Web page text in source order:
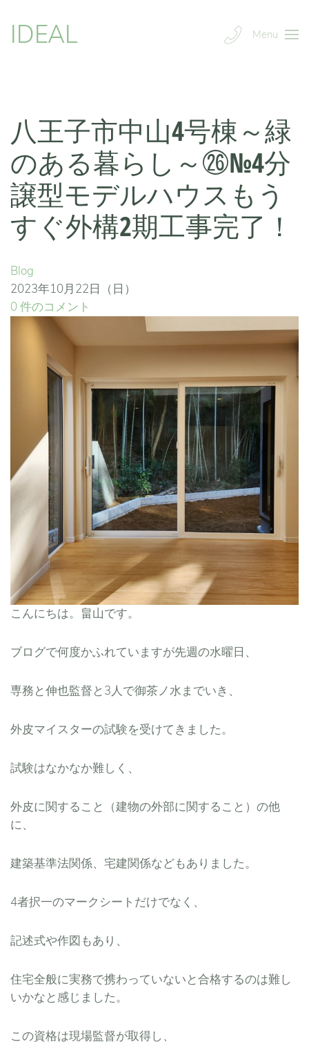
IDEAL Menu
八王子市中山4号棟～緑
のある暮らし～㉖№4分
譲型モデルハウスもう
すぐ外構2期工事完了！
Blog
2023年10月22日（日）
0 件のコメント
こんにちは。畠山です。
ブログで何度かふれていますが先週の水曜日、
専務と伸也監督と3人で御茶ノ水までいき、
外皮マイスターの試験を受けてきました。
試験はなかなか難しく、
外皮に関すること（建物の外部に関すること）の他
に、
建築基準法関係、宅建関係などもありました。
4者択一のマークシートだけでなく、
記述式や作図もあり、
住宅全般に実務で携わっていないと合格するのは難し
いかなと感じました。
この資格は現場監督が取得し、